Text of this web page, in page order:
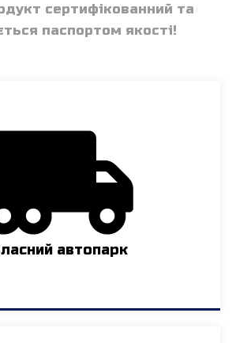
сертифікованний та
паспортом якості!
автопарк